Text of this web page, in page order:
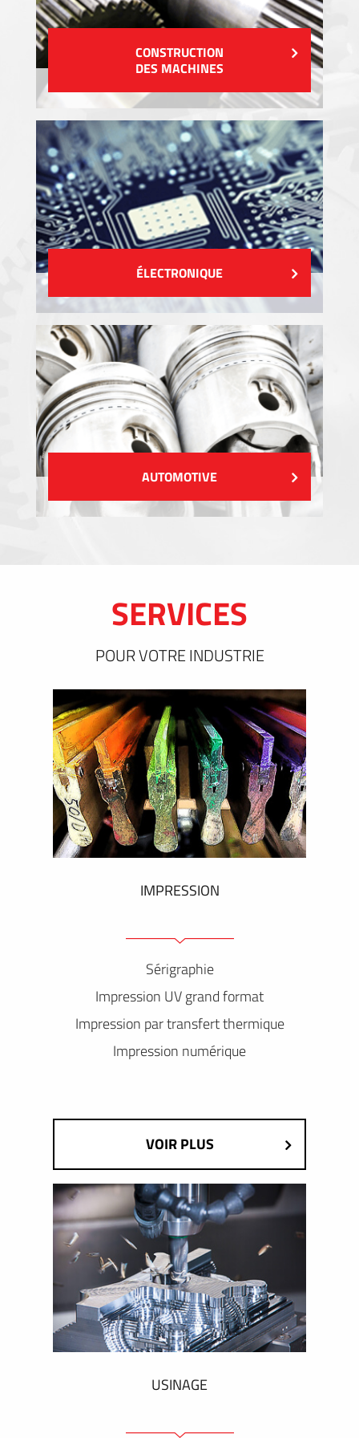
CONSTRUCTION
DES MACHINES
ÉLECTRONIQUE
AUTOMOTIVE
SERVICES
POUR VOTRE INDUSTRIE
IMPRESSION
Sérigraphie
Impression UV grand format
Impression par transfert thermique
Impression numérique
VOIR PLUS
USINAGE